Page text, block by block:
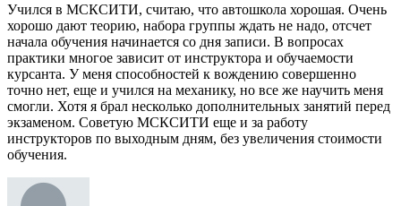
Учился в МСКСИТИ, считаю, что автошкола хорошая. Очень
хорошо дают теорию, набора группы ждать не надо, отсчет
начала обучения начинается со дня записи. В вопросах
практики многое зависит от инструктора и обучаемости
курсанта. У меня способностей к вождению совершенно
точно нет, еще и учился на механику, но все же научить меня
смогли. Хотя я брал несколько дополнительных занятий перед
экзаменом. Советую МСКСИТИ еще и за работу
инструкторов по выходным дням, без увеличения стоимости
обучения.